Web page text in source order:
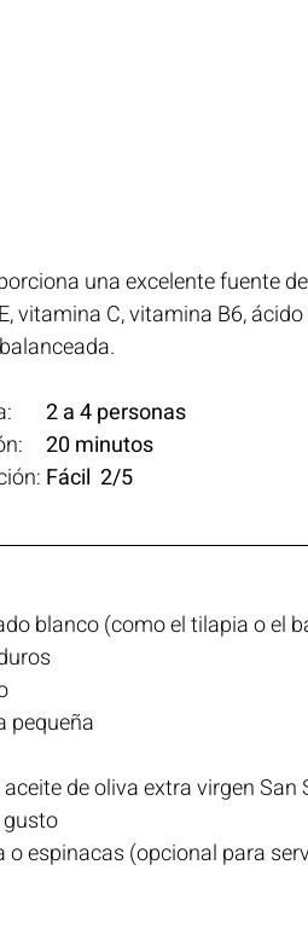
una excelente fuente
vitamina C, vitamina B6,
2 a 4 personas
20 minutos
Fácil  2/5
blanco (como el tilapia o el
pequeña
de oliva extra virgen San
o espinacas (opcional para